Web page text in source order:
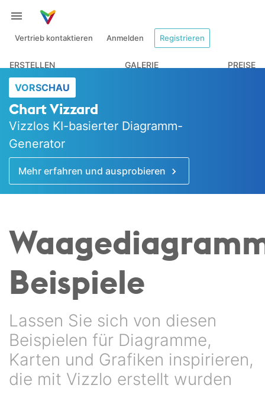
Vertrieb kontaktieren Anmelden Registrieren
ERSTELLEN GALERIE PREISE
VORSCHAU
Chart Vizzard
Vizzlos KI-basierter Diagramm-
Generator
Mehr erfahren und ausprobieren
Beispiele
Lassen Sie sich von diesen
Beispielen für Diagramme,
Karten und Grafiken inspirieren,
die mit Vizzlo erstellt wurden